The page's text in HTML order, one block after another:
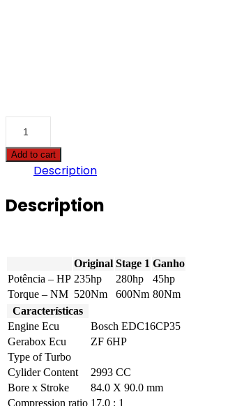
X5
-
quantity
Add to cart
Description
Description
Original Stage 1 Ganho
Potência – HP 235hp 280hp
45hp
Torque – NM 520Nm 600Nm 80Nm
Características
Engine Ecu
Bosch EDC16CP35
Gerabox Ecu
ZF 6HP
Type of Turbo
Cylider Content
2993 CC
Bore x Stroke
84.0 X 90.0 mm
Compression ratio 17.0 : 1